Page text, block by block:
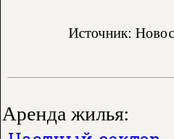
Аренда жилья:
Источник: